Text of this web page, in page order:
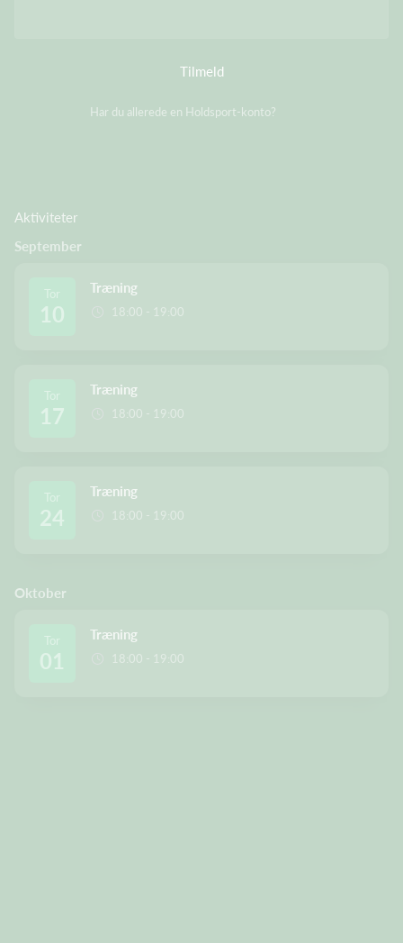
Tilmeld
Har du allerede en Holdsport-konto?
Aktiviteter
September
Tor
10
Træning
18:00 - 19:00
Tor
17
Træning
18:00 - 19:00
Tor
24
Træning
18:00 - 19:00
Oktober
Tor
01
Træning
18:00 - 19:00